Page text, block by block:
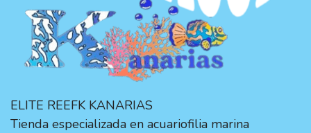
ELITE REEFK KANARIAS
Tienda especializada en acuariofilia marina